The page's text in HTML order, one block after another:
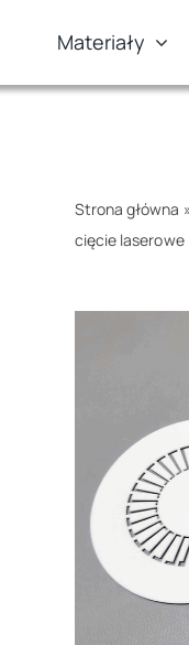
Materiały
Strona główna
cięcie laserowe